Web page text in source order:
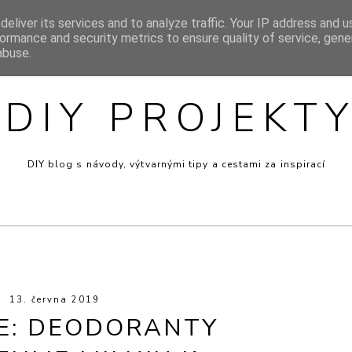
INSPIRACE MINI RECEPTY PRO DĚTI
DIY PROJEKTY
DIY blog s návody, výtvarnými tipy a cestami za inspirací
13. června 2019
DEODORANTY
its services and to analyze traffic. Your IP address and
and security metrics to ensure quality of service,